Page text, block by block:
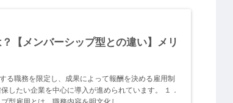
【メンバーシップ型との違い】メリ
る職務を限定し、成果によって報酬を決める雇用制
したい企業を中心に導入が進められています。 １．